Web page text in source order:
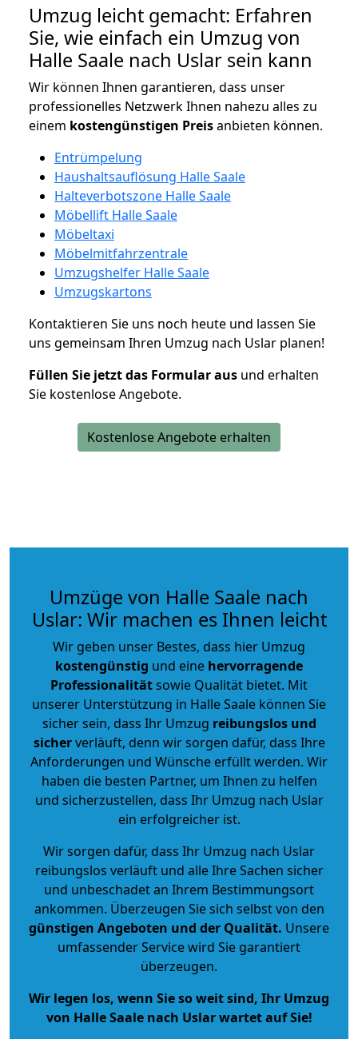
Umzug leicht gemacht: Erfahren
Sie, wie einfach ein Umzug von
Halle Saale nach Uslar sein kann
Wir können Ihnen garantieren, dass unser
professionelles Netzwerk Ihnen nahezu alles zu
einem kostengünstigen Preisanbieten können.
Entrümpelung
Haushaltsauflösung Halle Saale
Halteverbotszone Halle Saale
Möbellift Halle Saale
Möbeltaxi
Möbelmitfahrzentrale
Umzugshelfer Halle Saale
Umzugskartons
Kontaktieren Sie uns noch heute und lassen Sie
uns gemeinsam Ihren Umzug nach Uslar planen!
Füllen Sie jetzt das Formular aus und erhalten
Sie kostenlose Angebote.
Kostenlose Angebote erhalten
Umzüge von Halle Saale nach
Uslar: Wir machen es Ihnen leicht
Wir geben unser Bestes, dass hier Umzug
kostengünstig und eine hervorragende
Professionalitätsowie Qualität bietet. Mit
unserer Unterstützung in Halle Saale können Sie
sicher sein, dass Ihr Umzug reibungslos und
sicherverläuft, denn wir sorgen dafür, dass Ihre
Anforderungen und Wünsche erfüllt werden. Wir
haben die besten Partner, um Ihnen zu helfen
und sicherzustellen, dass Ihr Umzug nach Uslar
ein erfolgreicher ist.
Wir sorgen dafür, dass Ihr Umzug nach Uslar
reibungslos verläuft und alle Ihre Sachen sicher
und unbeschadet an Ihrem Bestimmungsort
ankommen. Überzeugen Sie sich selbst von den
günstigen Angeboten und der Qualität. Unsere
umfassender Service wird Sie garantiert
überzeugen.
Wir legen los, wenn Sie so weit sind, Ihr Umzug
von Halle Saale nach Uslar wartet auf Sie!